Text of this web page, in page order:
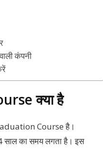
कंपनी
क्या है
Course है।
साल का समय लगता है। इस